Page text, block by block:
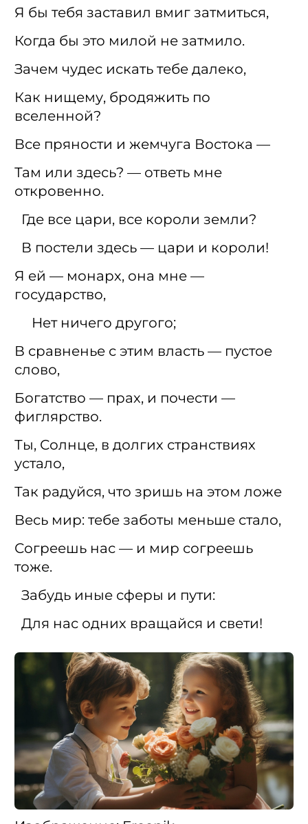
Я бы тебя заставил вмиг затмиться,
Когда бы это милой не затмило.
Зачем чудес искать тебе далеко,
Как нищему, бродяжить по
вселенной?
Все пряности и жемчуга Востока —
Там или здесь? — ответь мне
откровенно.
Где все цари, все короли земли?
В постели здесь — цари и короли!
Я ей — монарх, она мне —
государство,
Нет ничего другого;
В сравненье с этим власть — пустое
слово,
Богатство — прах, и почести —
фиглярство.
Ты, Солнце, в долгих странствиях
устало,
Так радуйся, что зришь на этом ложе
Весь мир: тебе заботы меньше стало,
Согреешь нас — и мир согреешь
тоже.
Забудь иные сферы и пути:
Для нас одних вращайся и свети!